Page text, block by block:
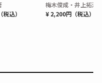
込）
梅木俊成・井上拓海
¥ 2,200円（税込）